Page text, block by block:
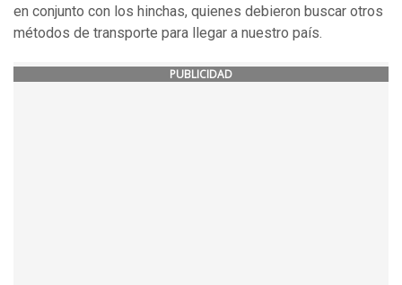
en conjunto con los hinchas, quienes debieron buscar otros
métodos de transporte para llegar a nuestro país.
PUBLICIDAD